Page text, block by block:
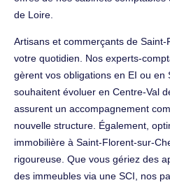
de Loire.
Artisans et commerçants de
votre quotidien. Nos experts-
gèrent vos obligations en EI ou en
souhaitent évoluer en Centre-Val
assurent un accompagnement
nouvelle structure. Également,
immobilière à Saint-Florent-sur-
rigoureuse. Que vous gériez des
des immeubles via une SCI, nos